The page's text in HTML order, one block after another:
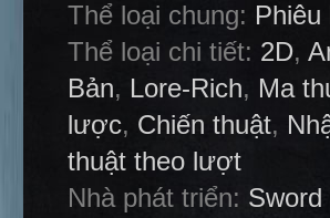
Thể loại chung: Phiêu
Thể loại chi tiết: 2D,
Bản, Lore-Rich, Ma
lược, Chiến thuật,
thuật theo lượt
Nhà phát triển: Sword